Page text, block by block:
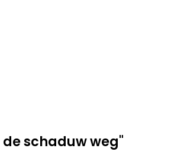
de schaduw weg"